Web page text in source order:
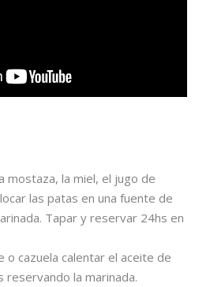
mostaza, la miel, el jugo de
las patas en una fuente de
Tapar y reservar 24hs en
o cazuela calentar el aceite de
reservando la marinada.